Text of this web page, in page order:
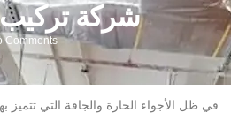
شركة
Comments
في ظل الأجواء الحارة والجافة التي تتميز